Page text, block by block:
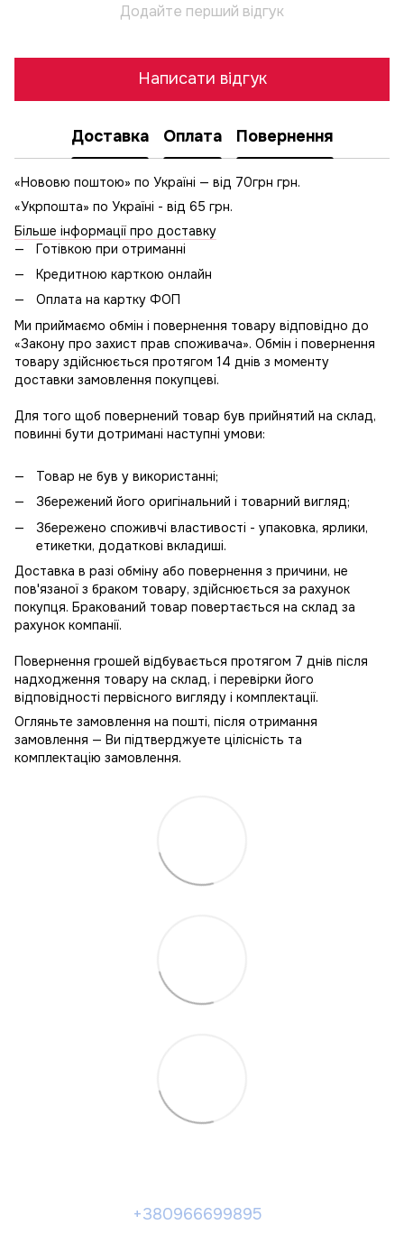
Додайте перший відгук
Написати відгук
Доставка Оплата Повернення
«Нововю поштою» по Україні — від 70грн грн.
«Укрпошта» по Україні - від 65 грн.
Більше інформації про доставку
Готівкою при отриманні
Кредитною карткою онлайн
Оплата на картку ФОП
Ми приймаємо обмін і повернення товару відповідно до
«Закону про захист прав споживача». Обмін і повернення
товару здійснюється протягом 14 днів з моменту
доставки замовлення покупцеві.
Для того щоб повернений товар був прийнятий на склад,
повинні бути дотримані наступні умови:
Товар не був у використанні;
Збережений його оригінальний і товарний вигляд;
Збережено споживчі властивості - упаковка, ярлики,
етикетки, додаткові вкладиші.
Доставка в разі обміну або повернення з причини, не
пов'язаної з браком товару, здійснюється за рахунок
покупця. Бракований товар повертається на склад за
рахунок компанії.
Повернення грошей відбувається протягом 7 днів після
надходження товару на склад, і перевірки його
відповідності первісного вигляду і комплектації.
Огляньте замовлення на пошті, після отримання
замовлення — Ви підтверджуете цілісність та
комплектацію замовлення.
+380966699895